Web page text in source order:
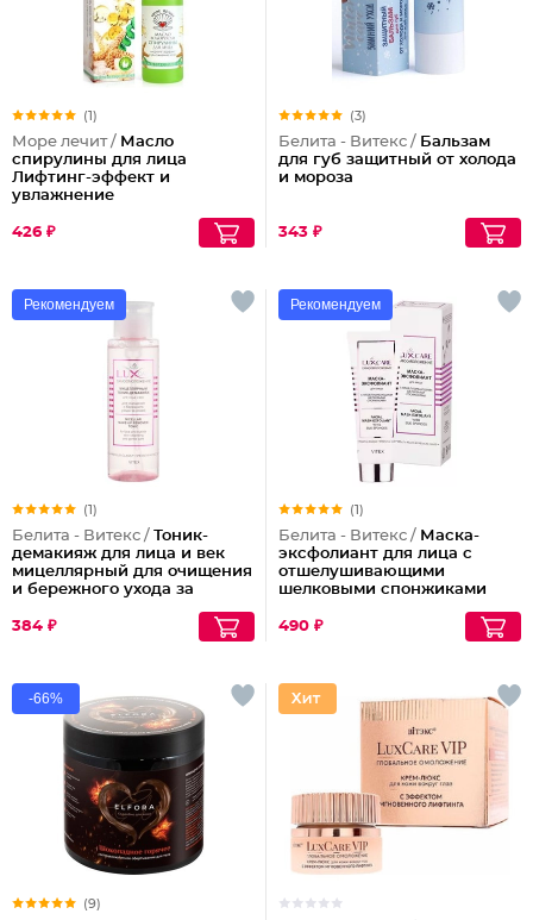
(1)
Море лечит / Масло
спирулины для лица
Лифтинг-эффект и
увлажнение
426 ₽
(3)
Белита - Витекс / Бальзам
для губ защитный от холода
и мороза
343 ₽
Рекомендуем
(1)
Белита - Витекс / Тоник-
демакияж для лица и век
мицеллярный для очищения
и бережного ухода за
384 ₽
Рекомендуем
(1)
Белита - Витекс / Маска-
эксфолиант для лица с
отшелушивающими
шелковыми спонжиками
490 ₽
-66%
(9)